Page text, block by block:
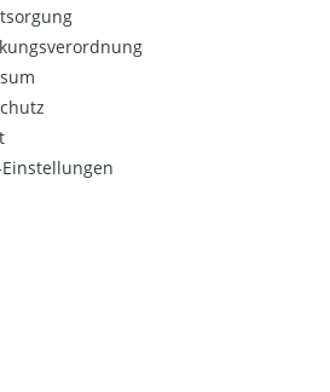
Einstellungen